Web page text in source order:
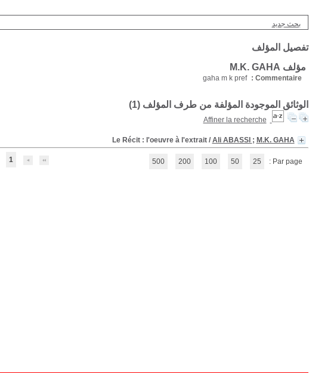
بحث جديد
تفصيل المؤلف
مؤلف M.K. GAHA
Commentaire :
gaha m k pref
الوثائق الموجودة المؤلفة من طرف المؤلف (1
)
Affiner la recherche
Le Récit : l'oeuvre à l'extrait/ Ali ABASSI ; M.K. GAHA
1 Par page :
25
50
100
200
500